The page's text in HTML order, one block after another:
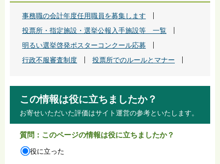
事務職の会計年度任用職員を募集します
投票所・指定施設・選挙公報入手施設等 一覧
明るい選挙啓発ポスターコンクール応募
行政不服審査制度
投票所でのルールとマナー
この情報は役に立ちましたか？
お寄せいただいた評価はサイト運営の参考といたします。
質問：このページの情報は役に立ちましたか？
役に立った